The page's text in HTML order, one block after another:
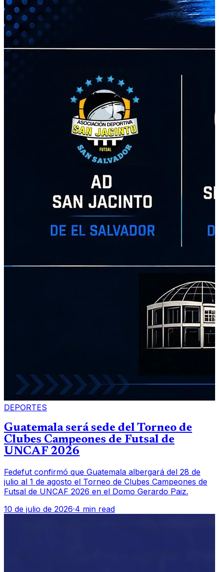
DEPORTES
Guatemala será sede del Torneo de
Clubes Campeones de Futsal de
UNCAF 2026
Fedefut confirmó que Guatemala albergará del 28 de
julio al 1 de agosto el Torneo de Clubes Campeones de
Futsal de UNCAF 2026 en el Domo Gerardo Paiz.
10 de julio de 2026·4 min read